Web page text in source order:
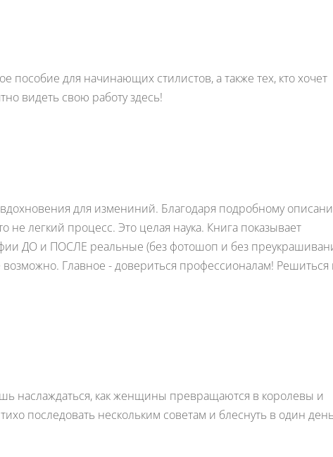
пособие для начинающих стилистов, а также тех, кто хочет
видеть свою работу здесь!
для измениний. Благодаря подробному
легкий процесс. Это целая наука. Книга показывает
ДО и ПОСЛЕ реальные (без фотошоп и без
возможно. Главное - довериться профессионалам! Решиться
наслаждаться, как женщины превращаются в королевы и
последовать нескольким советам и блеснуть в один